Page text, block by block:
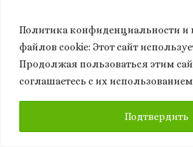
Политика конфиденциальности и
файлов сookie: Этот сайт
Продолжая пользоваться этим
соглашаетесь с их
Подтвердить
прикладника очень тесно
фотографией, потому что
исследования требуют
доказательств, а в
Экспедиционного Корпуса,
доказательствами служили